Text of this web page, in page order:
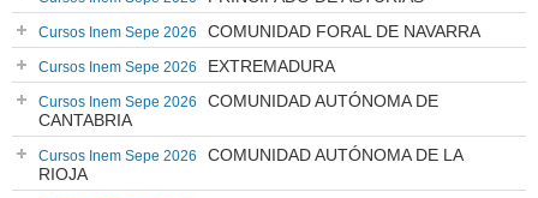
Cursos Inem Sepe 2026 COMUNIDAD FORAL DE NAVARRA
Cursos Inem Sepe 2026 EXTREMADURA
Cursos Inem Sepe 2026
COMUNIDAD AUTÓNOMA DE
CANTABRIA
Cursos Inem Sepe 2026
COMUNIDAD AUTÓNOMA DE LA
RIOJA